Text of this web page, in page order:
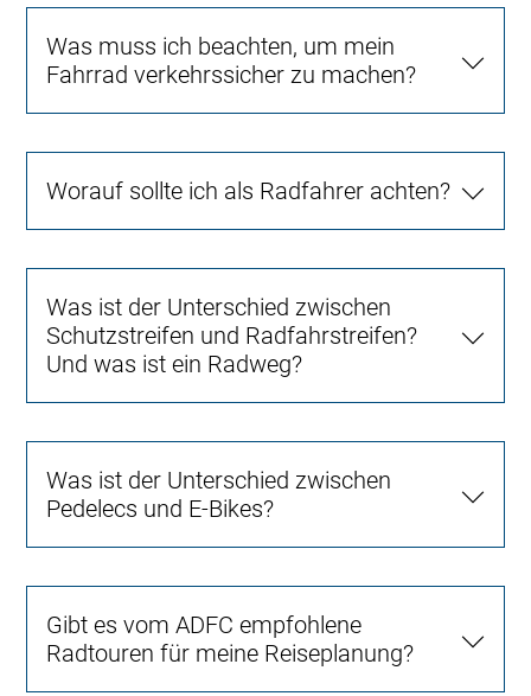
Was muss ich beachten, um mein
Fahrrad verkehrssicher zu machen?
Worauf sollte ich als Radfahrer achten?
Was ist der Unterschied zwischen
Schutzstreifen und Radfahrstreifen?
Und was ist ein Radweg?
Was ist der Unterschied zwischen
Pedelecs und E-Bikes?
Gibt es vom ADFC empfohlene
Radtouren für meine Reiseplanung?